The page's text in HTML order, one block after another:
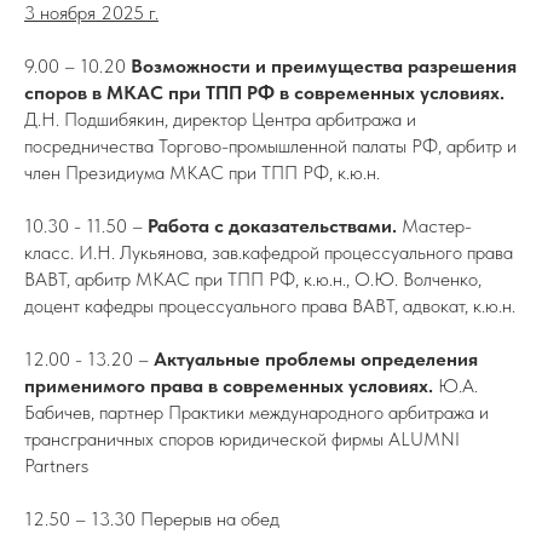
3 ноября 2025 г.
9.00 – 10.20 Возможности и преимущества разрешения
споров в МКАС при ТПП РФ в современных условиях.
Д.Н. Подшибякин, директор Центра арбитража и
посредничества Торгово-промышленной палаты РФ, арбитр и
член Президиума МКАС при ТПП РФ, к.ю.н.
10.30 - 11.50 – Работа с доказательствами. Мастер-
класс. И.Н. Лукьянова, зав.кафедрой процессуального права
ВАВТ, арбитр МКАС при ТПП РФ, к.ю.н., О.Ю. Волченко,
доцент кафедры процессуального права ВАВТ, адвокат, к.ю.н.
12.00 - 13.20 – Актуальные проблемы определения
применимого права в современных условиях. Ю.А.
Бабичев, партнер Практики международного арбитража и
трансграничных споров юридической фирмы ALUMNI
Partners
12.50 – 13.30 Перерыв на обед